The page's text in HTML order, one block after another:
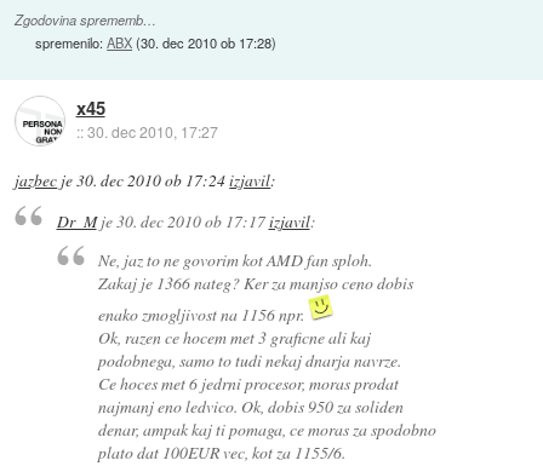
Zgodovina sprememb…
spremenilo:ABX(30. dec 2010 ob 17:28)
x45
::30. dec 2010, 17:27
jazbec je30. dec 2010 ob 17:24izjavil:
Dr_Mje30. dec 2010 ob 17:17izjavil:
Ne, jaz to ne govorim kot AMD fan sploh.
Zakaj je 1366 nateg? Ker za manjso ceno dobis
enako zmogljivost na 1156 npr.
Ok, razen ce hocem met 3 graficne ali kaj
podobnega, samo to tudi nekaj dnarja navrze.
Ce hoces met 6 jedrni procesor, moras prodat
najmanj eno ledvico. Ok, dobis 950 za soliden
denar, ampak kaj ti pomaga, ce moras za spodobno
plato dat 100EUR vec, kot za 1155/6.